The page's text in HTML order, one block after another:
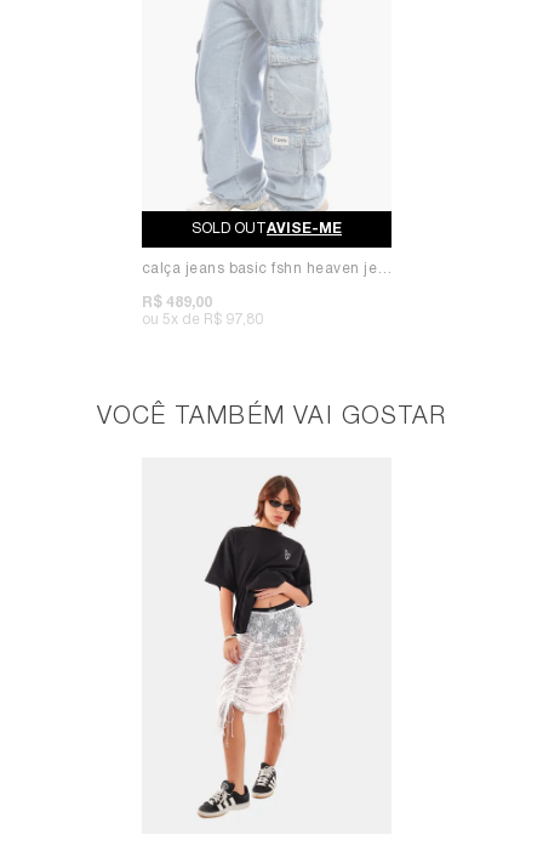
AVISE-ME
R$ 489,00
5x R$ 97,80
VOCÊ TAMBÉM VAI GOSTAR